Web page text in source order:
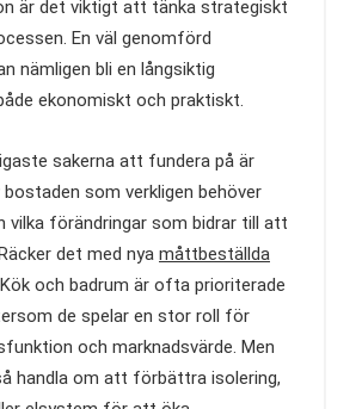
är det viktigt att tänka strategiskt
En väl genomförd
nämligen bli en långsiktig
ekonomiskt och praktiskt.
sakerna att fundera på är
bostaden som verkligen behöver
vilka förändringar som bidrar till att
det med nya måttbeställda
och badrum är ofta prioriterade
de spelar en stor roll för
och marknadsvärde. Men
handla om att förbättra isolering,